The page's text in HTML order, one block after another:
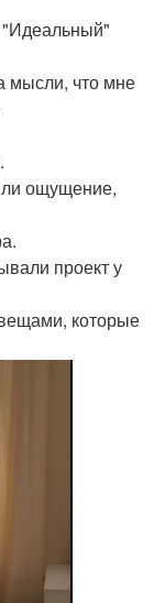
"Идеальный"
мысли, что мне
ли ощущение,
проект у
которые